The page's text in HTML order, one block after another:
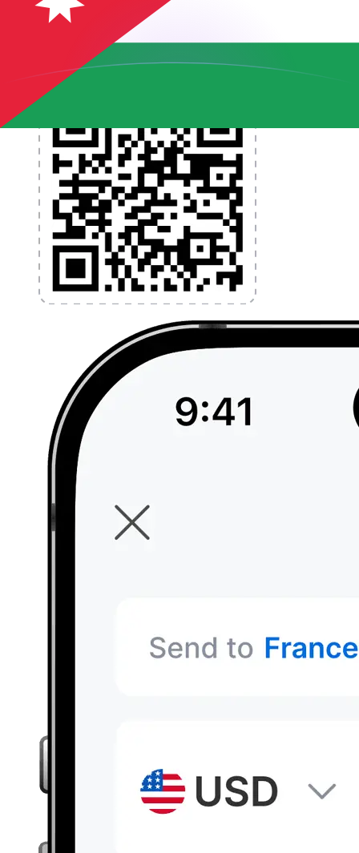
l'argent à l'étranger sans frais cachés. Téléchargez
l'application dès aujourd'hui !